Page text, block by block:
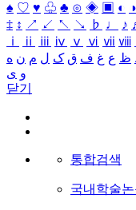
♠ ♡ ♥ ♧ ♣ ⊙ ◈ ▣ ◐ ◑
‡ ↕ ↗ ↙ ↖ ↘ ♭ ♩ ♪
ⅰ
ⅱ ⅲ ⅳ ⅴ ⅵ ⅶ ⅷ
ظ ع غ ف ق ک ل م ن ه
و ی
닫기
통합검색
국내학술